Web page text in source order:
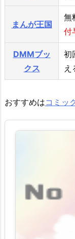
まんが王国
無
付
DMMブッ
クス
初
え
おすすめはコミッ